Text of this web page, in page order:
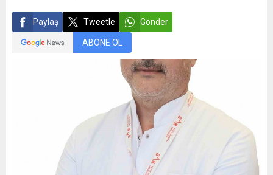
Paylaş Tweetle Gönder
ABONE OL